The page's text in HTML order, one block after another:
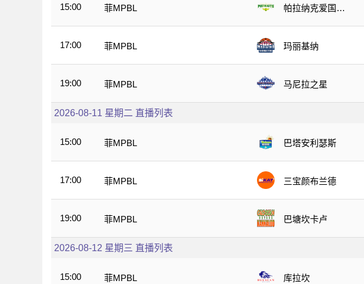
15:00 菲MPBL
帕拉纳克爱国者
17:00 菲MPBL 玛丽基纳
19:00 菲MPBL 马尼拉之星
2026-08-11 星期二 直播列表
15:00 菲MPBL 巴塔安利瑟斯
17:00 菲MPBL 三宝颜布兰德
19:00 菲MPBL 巴塘坎卡卢
2026-08-12 星期三 直播列表
15:00 菲MPBL 库拉坎